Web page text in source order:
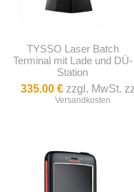
TYSSO Laser Batch
Terminal mit Lade und DÜ-
Station
335.00 € zzgl. MwSt.
Versandkosten